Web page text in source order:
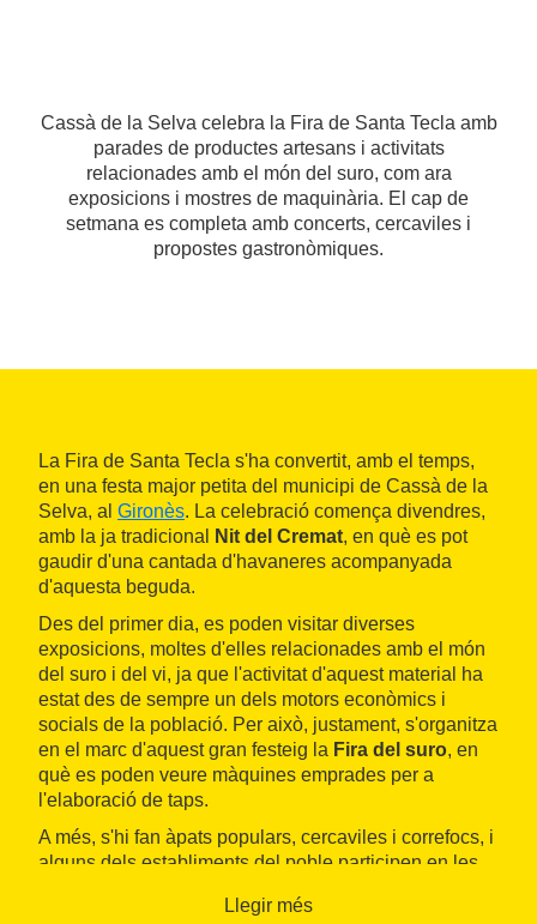
Cassà de la Selva celebra la Fira de Santa Tecla amb
parades de productes artesans i activitats
relacionades amb el món del suro, com ara
exposicions i mostres de maquinària. El cap de
setmana es completa amb concerts, cercaviles i
propostes gastronòmiques.
La Fira de Santa Tecla s'ha convertit, amb el temps,
en una festa major petita del municipi de Cassà de la
Selva, al Gironès. La celebració comença divendres,
amb la ja tradicional
Nit del Cremat, en què es pot
gaudir d'una cantada d'havaneres acompanyada
d'aquesta beguda.
Des del primer dia, es poden visitar diverses
exposicions, moltes d'elles relacionades amb el món
del suro i del vi, ja que l'activitat d'aquest material ha
estat des de sempre un dels motors econòmics i
socials de la població. Per això, justament, s'organitza
en el marc d'aquest gran festeig la Fira del suro, en
què es poden veure màquines emprades per a
l'elaboració de taps.
A més, s'hi fan àpats populars, cercaviles i correfocs, i
alguns dels establiments del poble participen en les
s'ofereixen actuacions, representacions teatrals i
Llegir més